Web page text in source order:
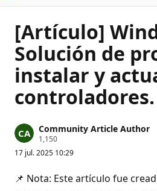
[Artículo]
Solución de
instalar y
controladores.
Community Article Author
1,150P
n
o
s
17 jul. 2025 10:29
📌 Nota: Este artículo fue